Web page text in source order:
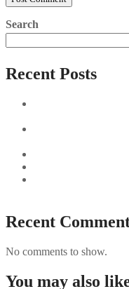
Search
Recent Posts
Recent
No comments to show.
You may also